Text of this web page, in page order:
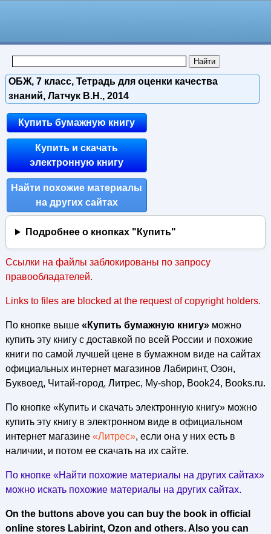
ОБЖ, 7 класс, Тетрадь для оценки качества
знаний, Латчук В.Н., 2014
Купить бумажную книгу
Купить и скачать
электронную книгу
Найти похожие материалы
на других сайтах
Подробнее о кнопках "Купить"
Ссылки на файлы заблокированы по запросу
правообладателей.
Links to files are blocked at the request of copyright holders.
По кнопке выше «Купить бумажную книгу»можно
купить эту книгу с доставкой по всей России и похожие
книги по самой лучшей цене в бумажном виде на сайтах
официальных интернет магазинов Лабиринт, Озон,
Буквоед, Читай-город, Литрес, My-shop, Book24, Books.ru.
По кнопке «Купить и скачать электронную книгу» можно
купить эту книгу в электронном виде в официальном
интернет магазине «Литрес», если она у них есть в
наличии, и потом ее скачать на их сайте.
По кнопке «Найти похожие материалы на других сайтах»
можно искать похожие материалы на других сайтах.
On the buttons above you can buy the book in official
online stores Labirint, Ozon and others. Also you can